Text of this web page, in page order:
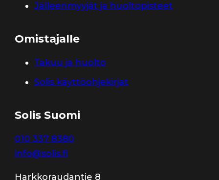
Jälleenmyyjät ja huoltopisteet
Omistajalle
Takuu ja huolto
Solis käyttöohjekirjat
Solis Suomi
010 337 8380
info@solis.fi
Harkkoraudantie 8